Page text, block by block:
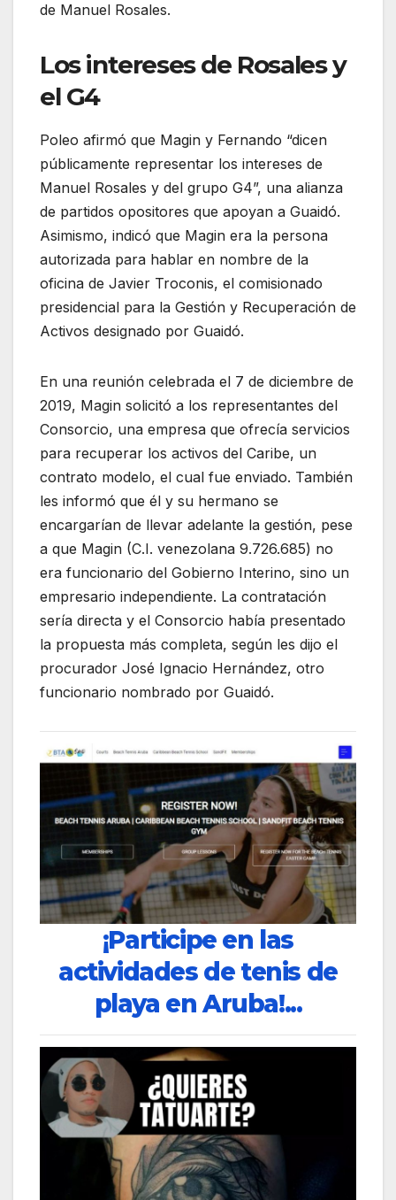
de Manuel Rosales.
Los intereses de Rosales y
el G4
Poleo afirmó que Magin y Fernando “dicen
públicamente representar los intereses de
Manuel Rosales y del grupo G4”, una alianza
de partidos opositores que apoyan a Guaidó.
Asimismo, indicó que Magin era la persona
autorizada para hablar en nombre de la
oficina de Javier Troconis, el comisionado
presidencial para la Gestión y Recuperación de
Activos designado por Guaidó.
En una reunión celebrada el 7 de diciembre de
2019, Magin solicitó a los representantes del
Consorcio, una empresa que ofrecía servicios
para recuperar los activos del Caribe, un
contrato modelo, el cual fue enviado. También
les informó que él y su hermano se
encargarían de llevar adelante la gestión, pese
a que Magin (C.I. venezolana 9.726.685) no
era funcionario del Gobierno Interino, sino un
empresario independiente. La contratación
sería directa y el Consorcio había presentado
la propuesta más completa, según les dijo el
procurador José Ignacio Hernández, otro
funcionario nombrado por Guaidó.
¡Participe en las
actividades de tenis de
playa en Aruba!...